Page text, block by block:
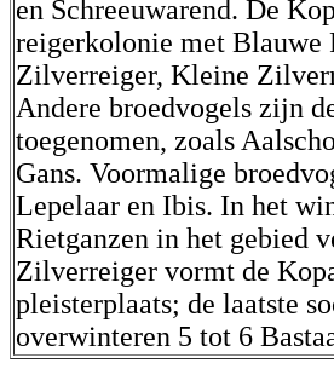
en Schreeuwarend. De
reigerkolonie met Blauwe
Zilverreiger, Kleine
Andere broedvogels zijn
toegenomen, zoals
Gans. Voormalige
Lepelaar en Ibis. In het
Rietganzen in het gebied
Zilverreiger vormt de
pleisterplaats; de laatste
overwinteren 5 tot 6